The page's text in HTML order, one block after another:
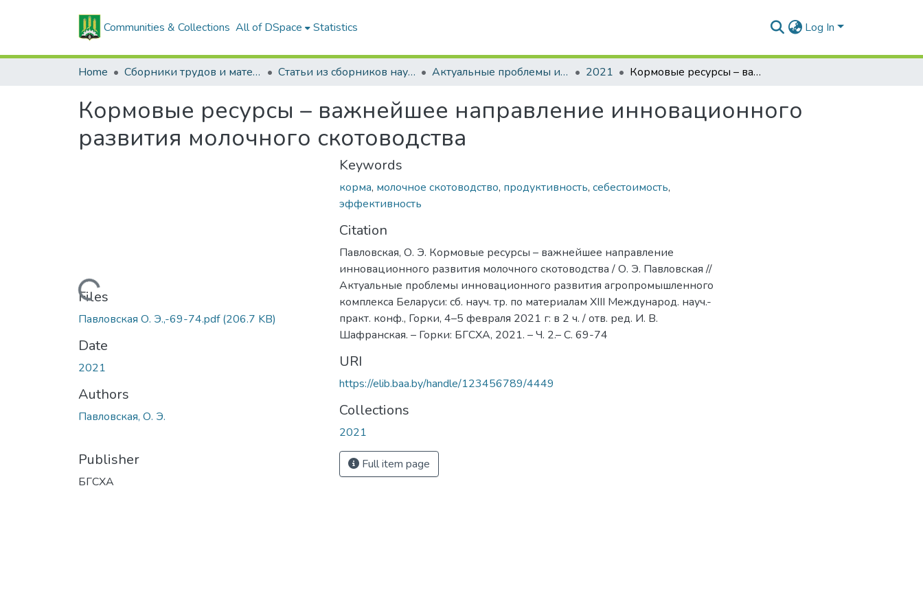
Communities & Collections All of DSpace Statistics Log In
Home Сборники трудов и материалов конференций Статьи из сборников научных трудов Актуальные проблемы инновационного развития агропромышленного комплекса Беларуси 2021 Кормовые ресурсы – важнейшее направление инновационного развития молочного скотоводства
Кормовые ресурсы – важнейшее направление инновационного
развития молочного скотоводства
Loading...
Files
Павловская О. Э.,-69-74.pdf(206.7 KB)
Date
2021
Authors
Павловская, О. Э.
Publisher
БГСХА
Keywords
корма, молочное скотоводство, продуктивность, себестоимость,
эффективность
Citation
Павловская, О. Э. Кормовые ресурсы – важнейшее направление
инновационного развития молочного скотоводства / О. Э. Павловская //
Актуальные проблемы инновационного развития агропромышленного
комплекса Беларуси: сб. науч. тр. по материалам ХIII Международ. науч.-
практ. конф., Горки, 4–5 февраля 2021 г: в 2 ч. / отв. ред. И. В.
Шафранская. – Горки: БГСХА, 2021. – Ч. 2.– С. 69-74
URI
https://elib.baa.by/handle/123456789/4449
Collections
2021
Full item page